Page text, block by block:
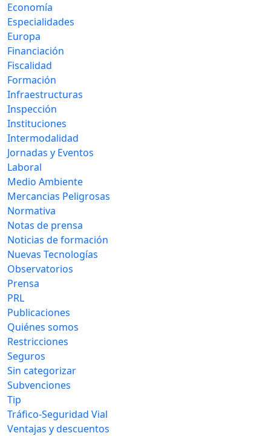
Economía
Especialidades
Europa
Financiación
Fiscalidad
Formación
Infraestructuras
Inspección
Instituciones
Intermodalidad
Jornadas y Eventos
Laboral
Medio Ambiente
Mercancias Peligrosas
Normativa
Notas de prensa
Noticias de formación
Nuevas Tecnologías
Observatorios
Prensa
PRL
Publicaciones
Quiénes somos
Restricciones
Seguros
Sin categorizar
Subvenciones
Tip
Tráfico-Seguridad Vial
Ventajas y descuentos